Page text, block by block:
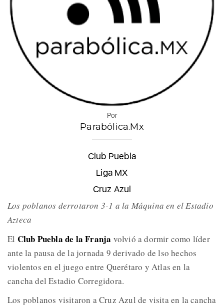
Por
Parabólica.Mx
Club Puebla
Liga MX
Cruz Azul
Los poblanos derrotaron 3-1 a la Máquina en el Estadio
Azteca
El Club Puebla de la Franja volvió a dormir como líder
ante la pausa de la jornada 9 derivado de lso hechos
violentos en el juego entre Querétaro y Atlas en la
cancha del Estadio Corregidora.
Los poblanos visitaron a Cruz Azul de visita en la cancha